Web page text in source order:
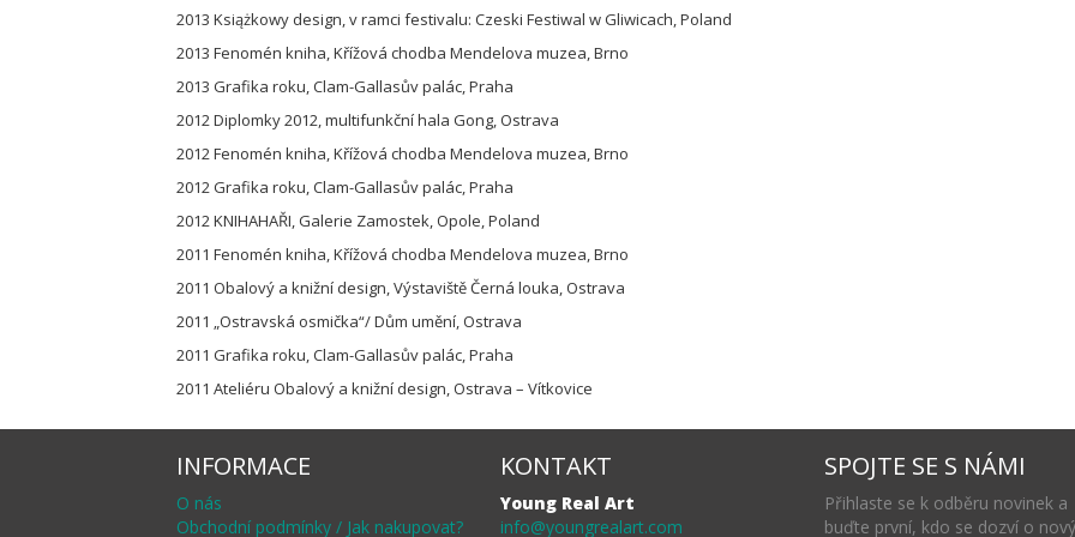
2013 Książkowy design, v ramci festivalu: Czeski Festiwal w Gliwicach, Poland
2013 Fenomén kniha, Křížová chodba Mendelova muzea, Brno
2013 Grafika roku, Clam-Gallasův palác, Praha
2012 Diplomky 2012, multifunkční hala Gong, Ostrava
2012 Fenomén kniha, Křížová chodba Mendelova muzea, Brno
2012 Grafika roku, Clam-Gallasův palác, Praha
2012 KNIHAHAŘI, Galerie Zamostek, Opole, Poland
2011 Fenomén kniha, Křížová chodba Mendelova muzea, Brno
2011 Obalový a knižní design, Výstaviště Černá louka, Ostrava
2011 „Ostravská osmička“/ Dům umění, Ostrava
2011 Grafika roku, Clam-Gallasův palác, Praha
2011 Ateliéru Obalový a knižní design, Ostrava – Vítkovice
INFORMACE
O nás
Obchodní podmínky / Jak nakupovat?
KONTAKT
Young Real Art
info@youngrealart.com
SPOJTE SE S NÁMI
Přihlaste se k odběru novinek a
buďte první, kdo se dozví o